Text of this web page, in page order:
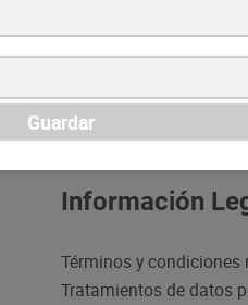
Información
Términos y condiciones
Tratamientos de datos
Guardar